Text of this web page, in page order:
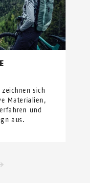
sich
Materialien,
und
aus.